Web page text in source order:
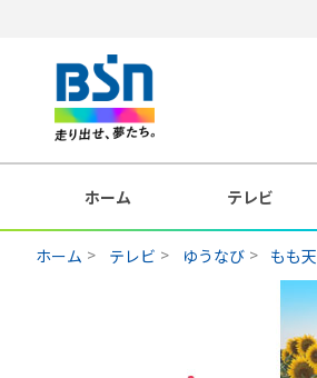
ホーム テレビ
ホーム テレビ ゆうなび もも天